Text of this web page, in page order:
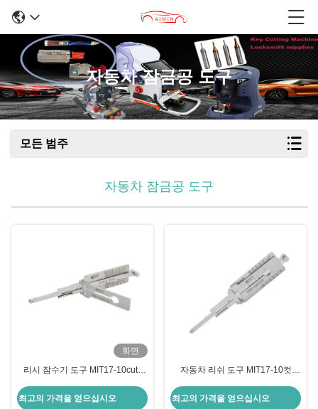
자동차 잠금공 도구
모든 범주
자동차 잠금공 도구
화면
리시 잠수기 도구 MIT17-10cuts
최고의 가격을 얻으십시오
자동차 리쉬 도구 MIT17-10컷
Mitsubishi 도어 잠금 장치 오프너
최고의 가격을 얻으십시오